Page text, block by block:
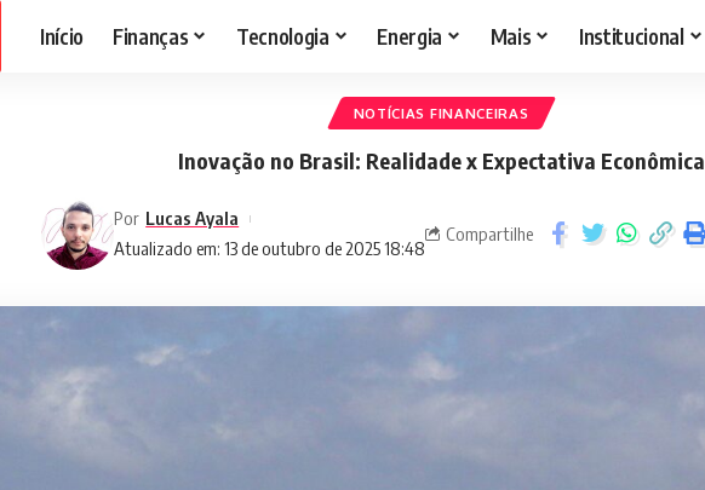
Início Finanças Tecnologia Energia Mais Institucional
NOTÍCIAS FINANCEIRAS
Inovação no Brasil: Realidade x Expectativa Econômica
Atualizado em: 13 de outubro de 2025 18:48
Por Lucas Ayala
Compartilhe